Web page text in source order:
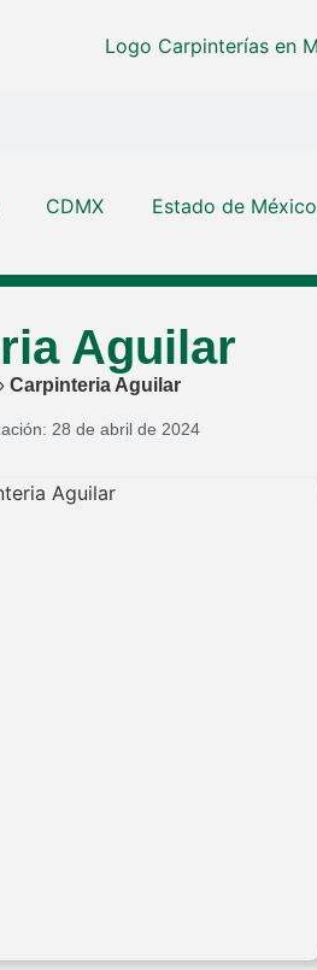
CDMX Estado de México
Aguilar
Carpinteria Aguilar
28 de abril de 2024